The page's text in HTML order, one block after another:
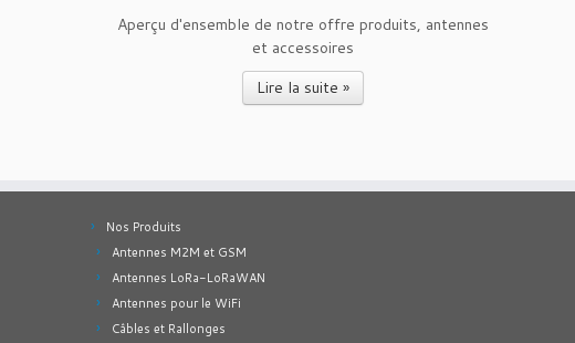
Aperçu d'ensemble de notre offre produits, antennes
et accessoires
Lire la suite »
Nos Produits
Antennes M2M et GSM
Antennes LoRa-LoRaWAN
Antennes pour le WiFi
Câbles et Rallonges